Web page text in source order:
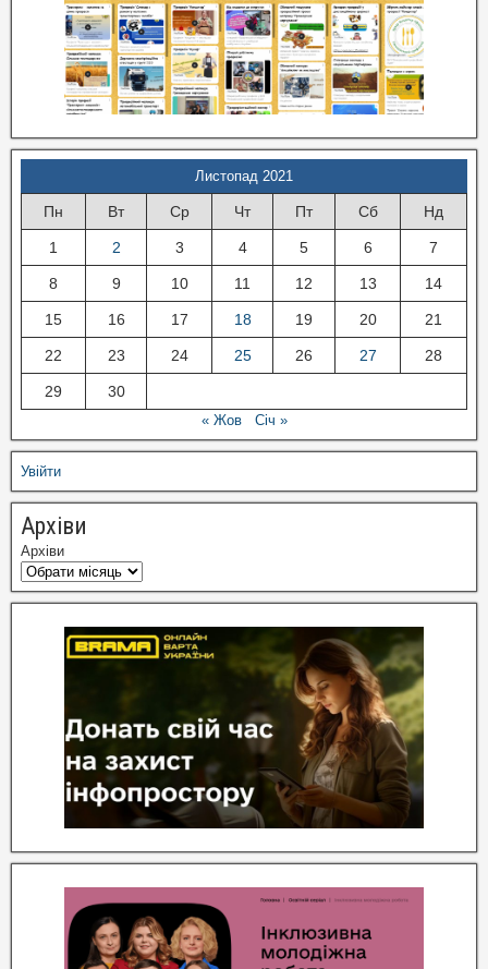
Листопад 2021
Пн Вт Ср Чт Пт Сб Нд
1 2 3 4 5 6 7
8 9 10 11 12 13 14
15 16 17 18 19 20 21
22 23 24 25 26 27 28
29 30
« Жов Січ »
Увійти
Архіви
Архіви